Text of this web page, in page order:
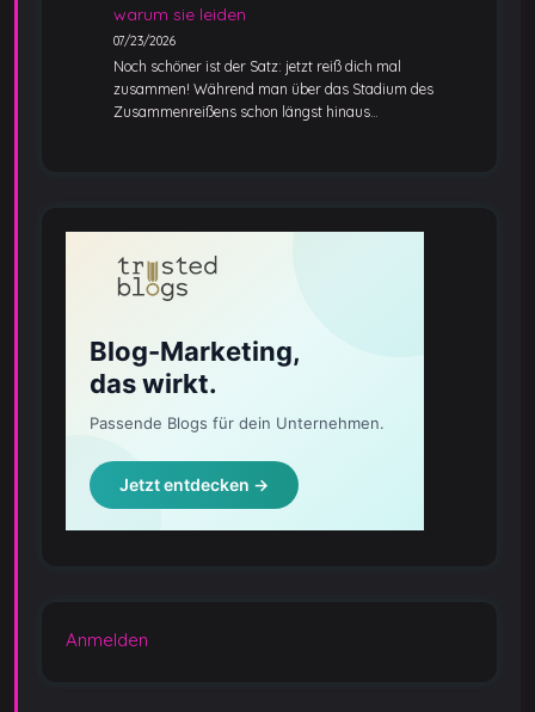
warum sie leiden
07/23/2026
Noch schöner ist der Satz: jetzt reiß dich mal
zusammen! Während man über das Stadium des
Zusammenreißens schon längst hinaus…
Anmelden